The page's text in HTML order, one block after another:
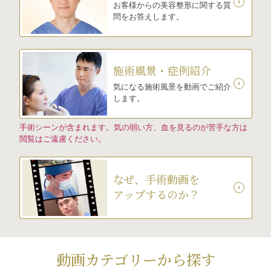
お客様からの美容整形に関する質
問をお答えします。
施術風景・症例紹介
気になる施術風景を動画でご紹介
します。
手術シーンが含まれます。気の弱い方、血を見るのが苦手な方は
閲覧はご遠慮ください。
なぜ、手術動画を
アップするのか？
動画カテゴリーから探す